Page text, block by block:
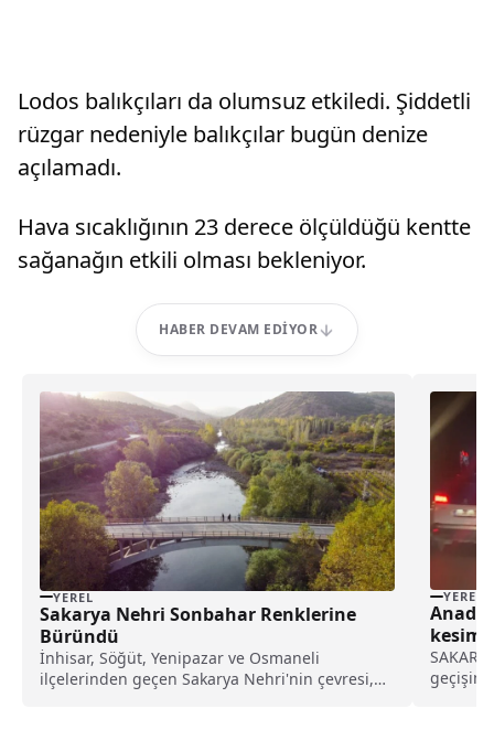
Lodos balıkçıları da olumsuz etkiledi. Şiddetli
rüzgar nedeniyle balıkçılar bugün denize
açılamadı.
Hava sıcaklığının 23 derece ölçüldüğü kentte
sağanağın etkili olması bekleniyor.
HABER DEVAM EDIYOR
YEREL
Sakarya Nehri Sonbahar Renklerine
Büründü
İnhisar, Söğüt, Yenipazar ve Osmaneli
ilçelerinden geçen Sakarya Nehri'nin çevresi,
YEREL